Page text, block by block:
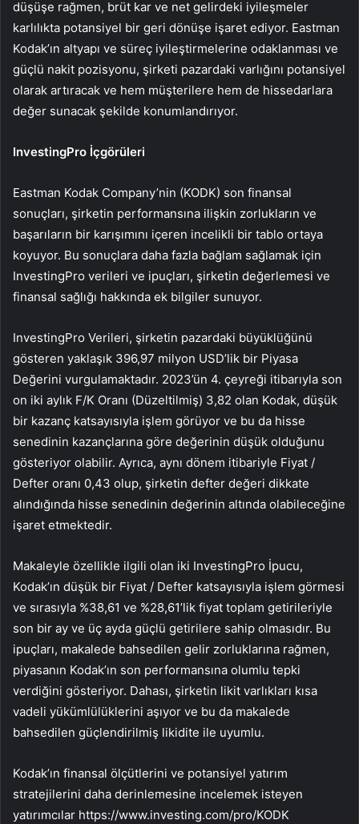
düşüşe rağmen, brüt kar ve net gelirdeki iyileşmeler
karlılıkta potansiyel bir geri dönüşe işaret ediyor. Eastman
Kodak’ın altyapı ve süreç iyileştirmelerine odaklanması ve
güçlü nakit pozisyonu, şirketi pazardaki varlığını potansiyel
olarak artıracak ve hem müşterilere hem de hissedarlara
değer sunacak şekilde konumlandırıyor.
InvestingPro İçgörüleri
Eastman Kodak Company’nin (KODK) son finansal
sonuçları, şirketin performansına ilişkin zorlukların ve
başarıların bir karışımını içeren incelikli bir tablo ortaya
koyuyor. Bu sonuçlara daha fazla bağlam sağlamak için
InvestingPro verileri ve ipuçları, şirketin değerlemesi ve
finansal sağlığı hakkında ek bilgiler sunuyor.
InvestingPro Verileri, şirketin pazardaki büyüklüğünü
gösteren yaklaşık 396,97 milyon USD’lik bir Piyasa
Değerini vurgulamaktadır. 2023’ün 4. çeyreği itibarıyla son
on iki aylık F/K Oranı (Düzeltilmiş) 3,82 olan Kodak, düşük
bir kazanç katsayısıyla işlem görüyor ve bu da hisse
senedinin kazançlarına göre değerinin düşük olduğunu
gösteriyor olabilir. Ayrıca, aynı dönem itibariyle Fiyat /
Defter oranı 0,43 olup, şirketin defter değeri dikkate
alındığında hisse senedinin değerinin altında olabileceğine
işaret etmektedir.
Makaleyle özellikle ilgili olan iki InvestingPro İpucu,
Kodak’ın düşük bir Fiyat / Defter katsayısıyla işlem görmesi
ve sırasıyla %38,61 ve %28,61’lik fiyat toplam getirileriyle
son bir ay ve üç ayda güçlü getirilere sahip olmasıdır. Bu
ipuçları, makalede bahsedilen gelir zorluklarına rağmen,
piyasanın Kodak’ın son performansına olumlu tepki
verdiğini gösteriyor. Dahası, şirketin likit varlıkları kısa
vadeli yükümlülüklerini aşıyor ve bu da makalede
bahsedilen güçlendirilmiş likidite ile uyumlu.
Kodak’ın finansal ölçütlerini ve potansiyel yatırım
stratejilerini daha derinlemesine incelemek isteyen
yatırımcılar https://www.investing.com/pro/KODK